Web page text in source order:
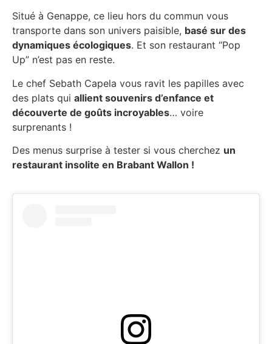
Situé à Genappe, ce lieu hors du commun vous
transporte dans son univers paisible, basé sur des
dynamiques écologiques. Et son restaurant “Pop
Up” n’est pas en reste.
Le chef Sebath Capela vous ravit les papilles avec
des plats qui allient souvenirs d’enfance et
découverte de goûts incroyables… voire
surprenants !
Des menus surprise à tester si vous cherchez un
restaurant insolite en Brabant Wallon !